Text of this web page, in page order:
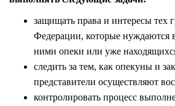
защищать права и интересы тех
Федерации, которые нуждаются
ними опеки или уже
следить за тем, как опекуны и
представители осуществляют
контролировать процесс